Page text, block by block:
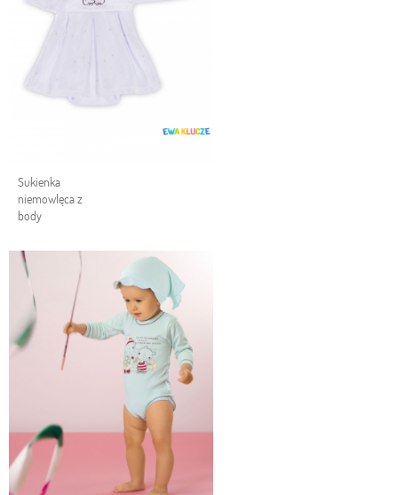
Sukienka
niemowlęca z
body